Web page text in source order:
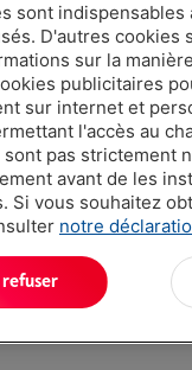
sont
D'autres cookies
sur la
publicitaires
sur internet et
l'accès au
pas strictement
avant de les
Si vous souhaitez
notre